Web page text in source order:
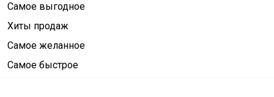
Самое выгодное
Хиты продаж
Самое желанное
Самое быстрое